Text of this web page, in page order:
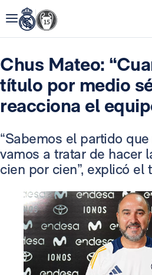
Chus Mateo:
título por medio
reacciona el
“Sabemos el partido
vamos a tratar de hacer
cien por cien”, explicó el